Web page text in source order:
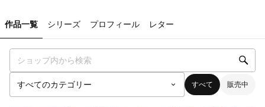
作品一覧 シリーズ プロフィール レター
すべて 販売中